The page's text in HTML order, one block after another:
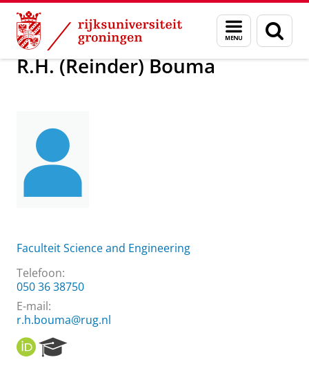
Skip
Content
Skip
Navigation
Menu
en
zoeken
Over ons R.H. (Reinder) Bouma
R.H. (Reinder) Bouma
Faculteit Science and Engineering
Telefoon:
050 36 38750
E-mail:
r.h.bouma@rug.nl
O
R